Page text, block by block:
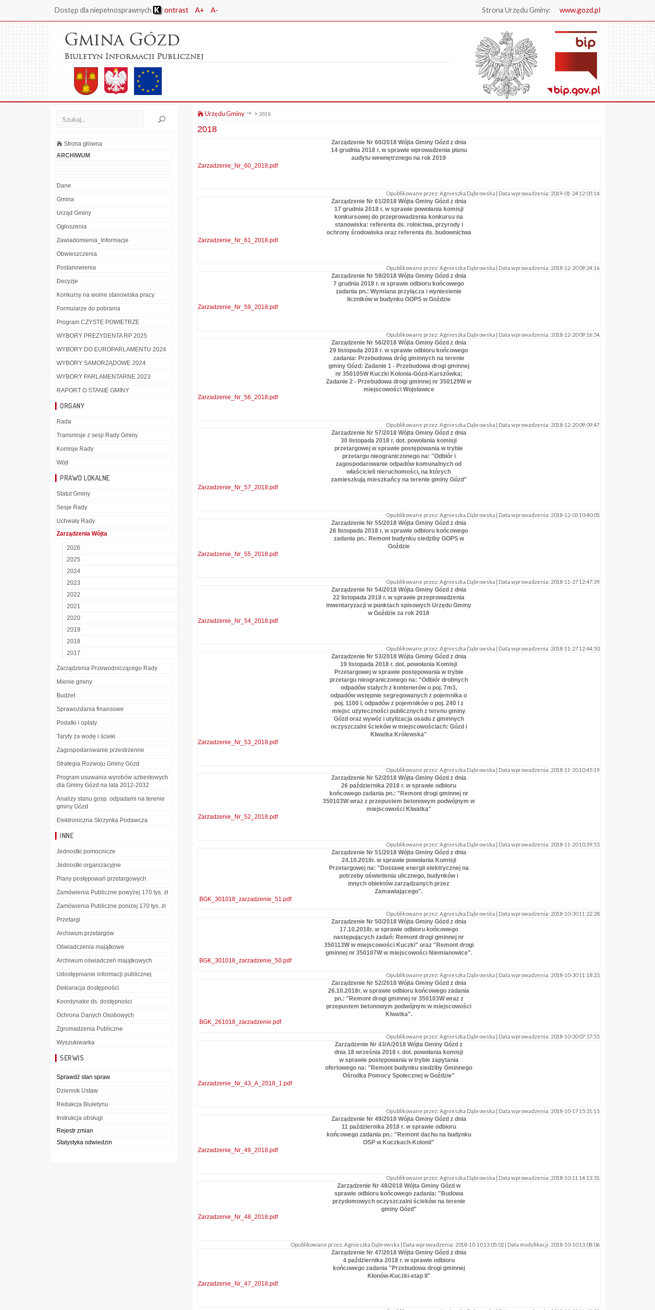
Dostęp dla niepełnosprawnych ontrast A+ A- Strona Urzędu Gminy: www.gozd.pl
Gmina Gózd
Biuletyn Informacji Publicznej
.
Strona główna
ARCHIWUM
Dane
Gmina
Urząd Gminy
Ogłoszenia
Zawiadomienia_Informacje
Obwieszczenia
Postanowienia
Decyzje
Konkursy na wolne stanowiska pracy
Formularze do pobrania
Program CZYSTE POWIETRZE
WYBORY PREZYDENTA RP 2025
WYBORY DO EUROPARLAMENTU 2024
WYBORY SAMORZĄDOWE 2024
WYBORY PARLAMENTARNE 2023
RAPORT O STANIE GMINY
ORGANY
Rada
Transmisje z sesji Rady Gminy
Komisje Rady
Wójt
PRAWO LOKALNE
Statut Gminy
Sesje Rady
Uchwały Rady
Zarządzenia Wójta
2026
2025
2024
2023
2022
2021
2020
2019
2018
2017
Zarządzenia Przewodniczącego Rady
Mienie gminy
Budżet
Sprawozdania finansowe
Podatki i opłaty
Taryfy za wodę i ścieki
Zagospodarowanie przestrzenne
Strategia Rozwoju Gminy Gózd
Program usuwania wyrobów azbestowych
dla Gminy Gózd na lata 2012-2032
Analizy stanu gosp. odpadami na terenie
gminy Gózd
Elektroniczna Skrzynka Podawcza
INNE
Jednostki pomocnicze
Jednostki organizacyjne
Plany postępowań przetargowych
Zamówienia Publiczne powyżej 170 tys. zł
Zamówienia Publiczne poniżej 170 tys. zł
Przetargi
Archiwum przetargów
Oświadczenia majątkowe
Archiwum oświadczeń majątkowych
Udostępnianie informacji publicznej
Deklaracja dostępności
Koordynator ds. dostępności
Ochrona Danych Osobowych
Zgromadzenia Publiczne
Wyszukiwarka
SERWIS
Sprawdź stan spraw
Dziennik Ustaw
Redakcja Biuletynu
Instrukcja obsługi
Rejestr zmian
Statystyka odwiedzin
Urzędu Gminy > 2018
2018
Zarządzenie Nr 60/2018 Wójta Gminy Gózd z dnia
14 grudnia 2018 r. w sprawie wprowadzenia planu
audytu wewnętrznego na rok 2019
Zarzadzenie_Nr_60_2018.pdf
Opublikowane przez: Agnieszka Dąbrowska | Data wprowadzenia: 2019-01-24 12:05:14.
Zarządzenie Nr 61/2018 Wójta Gminy Gózd z dnia
17 grudnia 2018 r. w sprawie powołania komisji
konkursowej do przeprowadzenia konkursu na
stanowiska: referenta ds. rolnictwa, przyrody i
ochrony środowiska oraz referenta ds. budownictwa
Zarzadzenie_Nr_61_2018.pdf
Opublikowane przez: Agnieszka Dąbrowska | Data wprowadzenia: 2018-12-20 09:24:16.
Zarządzenie Nr 59/2018 Wójta Gminy Gózd z dnia
7 grudnia 2018 r. w sprawie odbioru końcowego
zadania pn.: Wymiana przyłącza i wyniesienie
liczników w budynku GOPS w Goździe
Zarzadzenie_Nr_59_2018.pdf
Opublikowane przez: Agnieszka Dąbrowska | Data wprowadzenia: 2018-12-20 09:16:54.
Zarządzenie Nr 56/2018 Wójta Gminy Gózd z dnia
29 listopada 2018 r. w sprawie odbioru końcowego
zadania: Przebudowa dróg gminnych na terenie
gminy Gózd: Zadanie 1 - Przebudowa drogi gminnej
nr 350105W Kuczki Kolonia-Gózd-Karszówka;
Zadanie 2 - Przebudowa drogi gminnej nr 350129W w
miejscowości Wojsławice
Zarzadzenie_Nr_56_2018.pdf
Opublikowane przez: Agnieszka Dąbrowska | Data wprowadzenia: 2018-12-20 09:09:47.
Zarządzenie Nr 57/2018 Wójta Gminy Gózd z dnia
30 listopada 2018 r. dot. powołania komisji
przetargowej w sprawie postępowania w trybie
przetargu nieograniczonego na: "Odbiór i
zagospodarowanie odpadów komunalnych od
właścicieli nieruchomości, na których
zamieszkują mieszkańcy na terenie gminy Gózd"
Zarzadzenie_Nr_57_2018.pdf
Opublikowane przez: Agnieszka Dąbrowska | Data wprowadzenia: 2018-12-03 10:40:05.
Zarządzenie Nr 55/2018 Wójta Gminy Gózd z dnia
26 listopada 2018 r. w sprawie odbioru końcowego
zadania pn.: Remont budynku siedziby GOPS w
Goździe
Zarzadzenie_Nr_55_2018.pdf
Opublikowane przez: Agnieszka Dąbrowska | Data wprowadzenia: 2018-11-27 12:47:39.
Zarządzenie Nr 54/2018 Wójta Gminy Gózd z dnia
22 listopada 2018 r. w sprawie przeprowadzenia
inwentaryzacji w punktach spisowych Urzędu Gminy
w Goździe za rok 2018
Zarzadzenie_Nr_54_2018.pdf
Opublikowane przez: Agnieszka Dąbrowska | Data wprowadzenia: 2018-11-27 12:44:50.
Zarządzenie Nr 53/2018 Wójta Gminy Gózd z dnia
19 listopada 2018 r. dot. powołania Komisji
Przetargowej w sprawie postępowania w trybie
przetargu nieograniczonego na: "Odbiór drobnych
odpadów stałych z kontenerów o poj. 7m3,
odpadów wstępnie segregowanych z pojemnika o
poj. 1100 l, odpadów z pojemników o poj. 240 l z
miejsc użyteczności publicznych z terenu gminy
Gózd oraz wywóz i utylizacja osadu z gminnych
oczyszczalni ścieków w miejscowościach: Gózd i
Klwatka Królewska"
Zarzadzenie_Nr_53_2018.pdf
Opublikowane przez: Agnieszka Dąbrowska | Data wprowadzenia: 2018-11-20 10:45:19.
Zarządzenie Nr 52/2018 Wójta Gminy Gózd z dnia
26 października 2018 r. w sprawie odbioru
końcowego zadania pn.: "Remont drogi gminnej nr
350103W wraz z przepustem betonowym podwójnym w
miejscowości Klwatka"
Zarzadzenie_Nr_52_2018.pdf
Opublikowane przez: Agnieszka Dąbrowska | Data wprowadzenia: 2018-11-20 10:39:53.
Zarządzenie Nr 51/2018 Wójta Gminy Gózd z dnia
24.10.2018r. w sprawie powołania Komisji
Przetargowej na: "Dostawę energii elektrycznej na
potrzeby oświetlenia ulicznego, budynków i
innych obiektów zarządzanych przez
Zamawiającego".
BGK_301018_zarzadzenie_51.pdf
Opublikowane przez: Agnieszka Dąbrowska | Data wprowadzenia: 2018-10-30 11:22:28.
Zarządzenie Nr 50/2018 Wójta Gminy Gózd z dnia
17.10.2018r. w sprawie odbioru końcowego
następujących zadań: Remont drogi gminnej nr
350113W w miejscowości Kuczki" oraz "Remont drogi
gminnej nr 350107W w miejscowości Niemianowice".
BGK_301018_zarzadzenie_50.pdf
Opublikowane przez: Agnieszka Dąbrowska | Data wprowadzenia: 2018-10-30 11:18:23.
Zarządzenie Nr 52/2018 Wójta Gminy Gózd z dnia
26.10.2018r. w sprawie odbioru końcowego zadania
pn.: "Remont drogi gminnej nr 350103W wraz z
przepustem betonowym podwójnym w miejscowości
Klwatka".
BGK_261018_zarzadzenie.pdf
Opublikowane przez: Agnieszka Dąbrowska | Data wprowadzenia: 2018-10-30 07:57:55.
Zarządzenie Nr 43/A/2018 Wójta Gminy Gózd z
dnia 18 września 2018 r. dot. powołania komisji
w sprawie postępowania w trybie zapytania
ofertowego na: "Remont budynku siedziby Gminnego
Ośrodka Pomocy Społecznej w Goździe"
Zarzadzenie_Nr_43_A_2018_1.pdf
Opublikowane przez: Agnieszka Dąbrowska | Data wprowadzenia: 2018-10-17 15:21:15.
Zarządzenie Nr 49/2018 Wójta Gminy Gózd z dnia
11 października 2018 r. w sprawie odbioru
końcowego zadania pn.: "Remont dachu na budynku
OSP w Kuczkach-Kolonii"
Zarzadzenie_Nr_49_2018.pdf
Opublikowane przez: Agnieszka Dąbrowska | Data wprowadzenia: 2018-10-11 14:13:31.
Zarządzenie Nr 48/2018 Wójta Gminy Gózd w
sprawie odbioru końcowego zadania: "Budowa
przydomowych oczyszczalni ścieków na terenie
gminy Gózd"
Zarzadzenie_Nr_48_2018.pdf
Opublikowane przez: Agnieszka Dąbrowska | Data wprowadzenia: 2018-10-10 13:05:02 | Data modyfikacji: 2018-10-10 13:08:06.
Zarządzenie Nr 47/2018 Wójta Gminy Gózd z dnia
4 października 2018 r. w sprawie odbioru
końcowego zadania "Przebudowa drogi gminnej
Kłonów-Kuczki-etap II"
Zarzadzenie_Nr_47_2018.pdf